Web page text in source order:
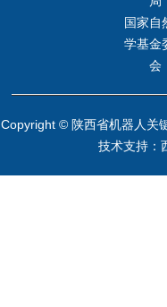
国家自
学基金
会
Copyright © 陕西省机器人关
技术支持：